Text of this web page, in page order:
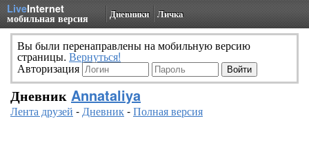
LiveInternet
мобильная версия Дневники Личка
Вы были перенаправлены на мобильную версию
страницы. Вернуться!
Авторизация
Дневник Annataliya
Лента друзей -Дневник-Полная версия